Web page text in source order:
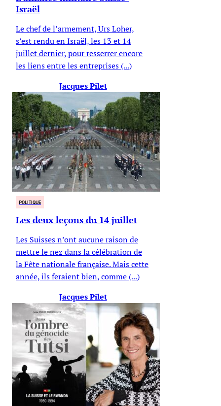
Israël
Le chef de l’armement, Urs Loher,
s’est rendu en Israël, les 13 et 14
juillet dernier, pour resserrer encore
les liens entre les entreprises (...)
Jacques Pilet
POLITIQUE
Les deux leçons du 14 juillet
Les Suisses n’ont aucune raison de
mettre le nez dans la célébration de
la Fête nationale française. Mais cette
année, ils feraient bien, comme (...)
Jacques Pilet